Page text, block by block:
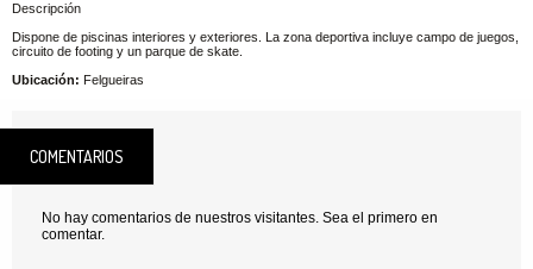
Descripción
Dispone de piscinas interiores y exteriores. La zona deportiva incluye campo de juegos,
circuito de footing y un parque de skate.
Ubicación: Felgueiras
COMENTARIOS
No hay comentarios de nuestros visitantes. Sea el primero en
comentar.